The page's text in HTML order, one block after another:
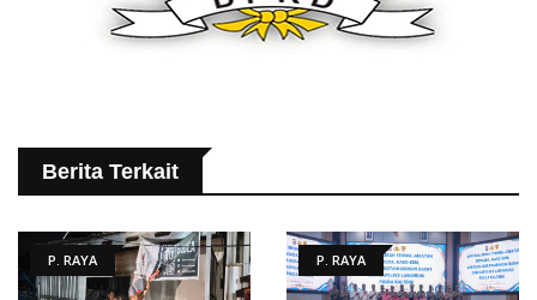
Berita Terkait
P. RAYA P. RAYA